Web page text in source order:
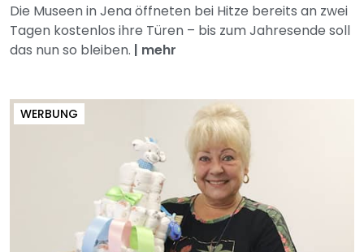
Die Museen in Jena öffneten bei Hitze bereits an zwei
Tagen kostenlos ihre Türen – bis zum Jahresende soll
das nun so bleiben. | mehr
WERBUNG